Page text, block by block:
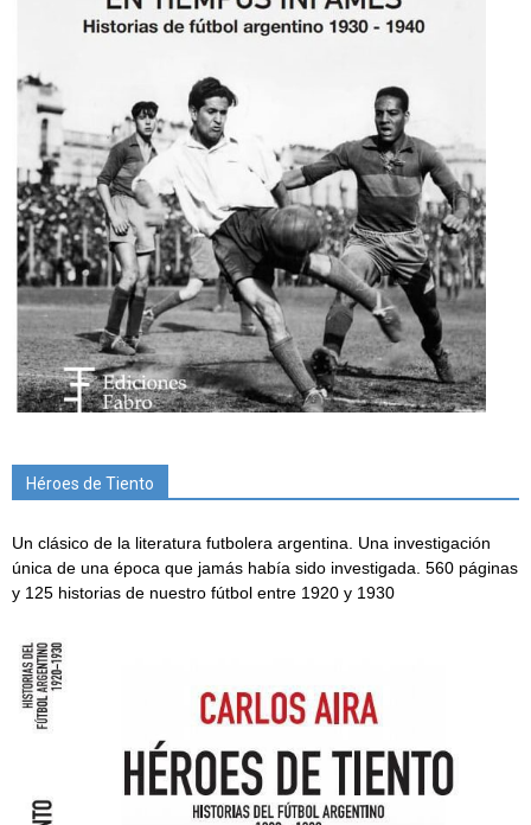
Héroes de Tiento
Un clásico de la literatura futbolera argentina. Una investigación
única de una época que jamás había sido investigada. 560 páginas
y 125 historias de nuestro fútbol entre 1920 y 1930